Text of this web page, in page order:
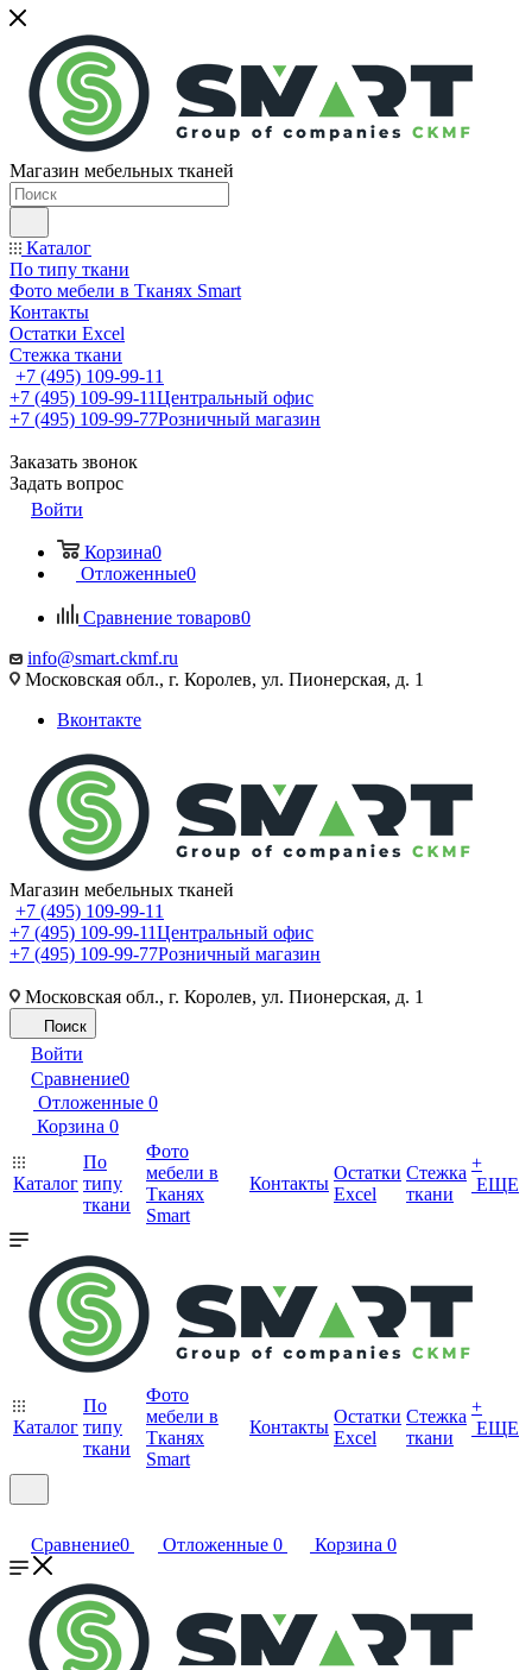
Магазин мебельных тканей
Каталог
По типу ткани
Фото мебели в Тканях Smart
Контакты
Остатки Excel
Стежка ткани
+7 (495) 109-99-11
+7 (495) 109-99-11Центральный офис
+7 (495) 109-99-77Розничный магазин
Заказать звонок
Задать вопрос
Войти
Корзина0
Отложенные0
Сравнение товаров0
info@smart.ckmf.ru
Московская обл., г. Королев, ул. Пионерская, д. 1
Вконтакте
Магазин мебельных тканей
+7 (495) 109-99-11
+7 (495) 109-99-11Центральный офис
+7 (495) 109-99-77Розничный магазин
Московская обл., г. Королев, ул. Пионерская, д. 1
Поиск
Войти
Сравнение0
Отложенные 0
Корзина 0
Каталог
По
типу
ткани
Фото
мебели в
Тканях
Smart
Контакты
Остатки
Excel
Стежка
ткани
+
ЕЩЕ
Каталог
По
типу
ткани
Фото
мебели в
Тканях
Smart
Контакты
Остатки
Excel
Стежка
ткани
+
ЕЩЕ
Сравнение0 Отложенные 0 Корзина 0